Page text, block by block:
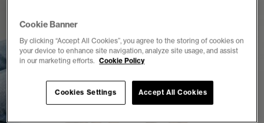
1 2 4 5 6
Cookie Banner
By clicking “Accept All Cookies”, you agree to the storing of cookies on
your device to enhance site navigation, analyze site usage, and assist
in our marketing efforts. Cookie Policy
Accept All Cookies
Cookies Settings